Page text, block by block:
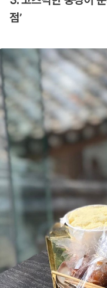
점’